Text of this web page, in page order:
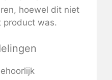
hoewel dit niet
product was.